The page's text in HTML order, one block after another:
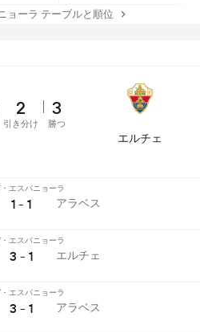
ーラ テーブルと順位
2
引き分け
3
勝つ
エルチェ
エスパニョーラ
1 - 1 アラベス
エスパニョーラ
3 - 1 エルチェ
エスパニョーラ
3 - 1 アラベス